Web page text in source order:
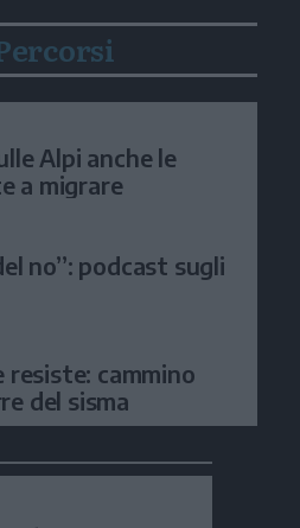
Alpi anche le
a migrare
no”: podcast sugli
resiste: cammino
del sisma